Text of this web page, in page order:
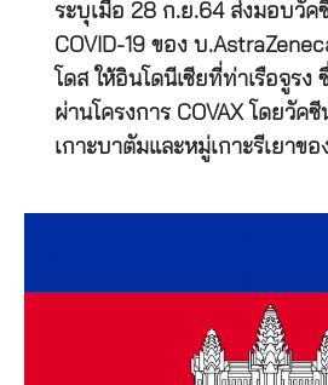
ระบุเมื่อ 28 ก.ย.64 ส่งมอบวัค
COVID-19 ของ บ
โดส ให้อินโดนีเซียที่ท่าเรือจูรง
ผ่านโครงการ COVAX โดยวัค
เกาะบาตัมและหมู่เกาะรีเยาขอ